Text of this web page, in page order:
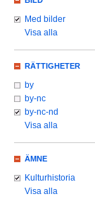
Med bilder
Visa alla
RÄTTIGHETER
by
by-nc
by-nc-nd
Visa alla
ÄMNE
Kulturhistoria
Visa alla